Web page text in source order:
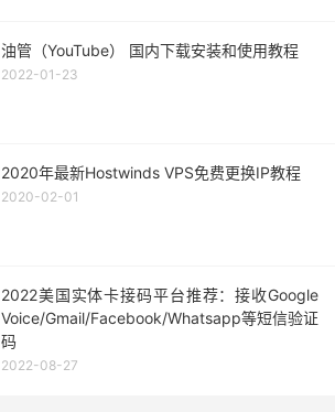
油管（YouTube） 国内下载安装和使用教程
2022-01-23
2020年最新Hostwinds VPS免费更换IP教程
2020-02-01
2022美国实体卡接码平台推荐：接收Google
Voice/Gmail/Facebook/Whatsapp等短信验证
码
2022-08-27